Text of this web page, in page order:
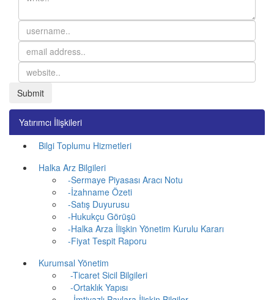
Yatırımcı İlişkileri
Bilgi Toplumu Hizmetleri
Halka Arz Bilgileri
-Sermaye Piyasası Aracı Notu
-İzahname Özeti
-Satış Duyurusu
-Hukukçu Görüşü
-Halka Arza İlişkin Yönetim Kurulu Kararı
-Fiyat Tespit Raporu
Kurumsal Yönetim
-Ticaret Sicil Bilgileri
-Ortaklık Yapısı